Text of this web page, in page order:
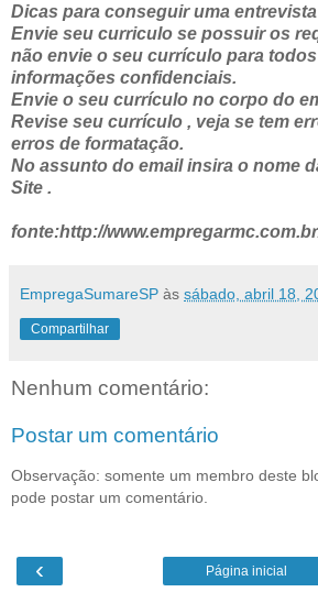
Dicas para conseguir uma
Envie seu curriculo se possuir os
não envie o seu currículo para
informações confidenciais.
Envie o seu currículo no corpo do
Revise seu currículo , veja se tem
erros de formatação.
No assunto do email insira o nome
Site .
fonte:http://
EmpregaSumareSP às sábado, abril 18,
Compartilhar
Nenhum comentário:
Postar um comentário
Observação: somente um membro deste
pode postar um comentário.
‹ Página inicial